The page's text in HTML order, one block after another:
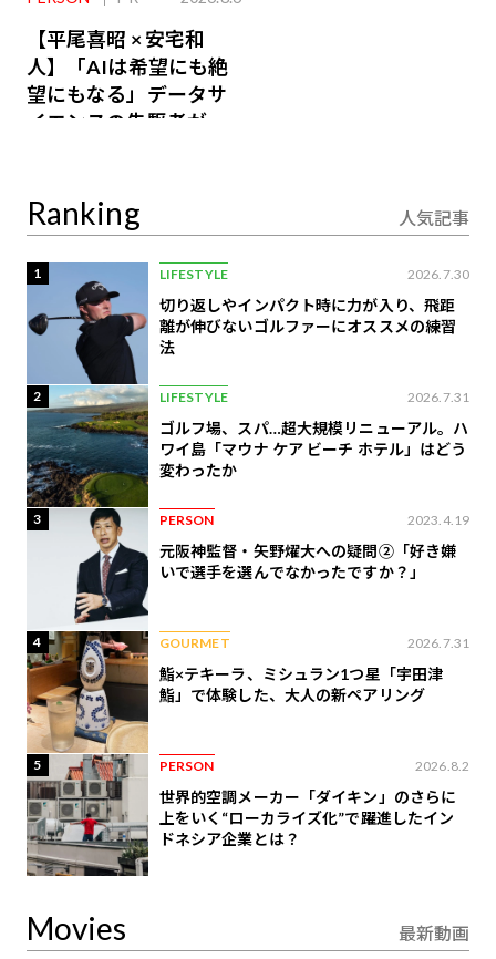
【平尾喜昭 × 安宅和
人】「AIは希望にも絶
望にもなる」データサ
イエンスの先駆者が語
Ranking 人気記事
1 LIFESTYLE 2026.7.30
切り返しやインパクト時に力が入り、飛距
離が伸びないゴルファーにオススメの練習
法
2 LIFESTYLE 2026.7.31
ゴルフ場、スパ…超大規模リニューアル。ハ
ワイ島「マウナ ケア ビーチ ホテル」はどう
変わったか
3 PERSON 2023.4.19
元阪神監督・矢野燿大への疑問②「好き嫌
いで選手を選んでなかったですか？」
4 GOURMET 2026.7.31
鮨×テキーラ、ミシュラン1つ星「宇田津
鮨」で体験した、大人の新ペアリング
5 PERSON 2026.8.2
世界的空調メーカー「ダイキン」のさらに
上をいく“ローカライズ化”で躍進したイン
ドネシア企業とは？
Movies 最新動画